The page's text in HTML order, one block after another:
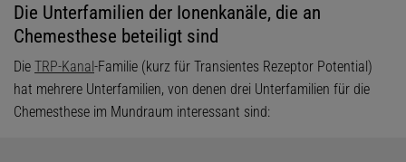
Die Unterfamilien der Ionenkanäle, die an
Chemesthese beteiligt sind
Die TRP-Kanal-Familie (kurz für Transientes Rezeptor Potential)
hat mehrere Unterfamilien, von denen drei Unterfamilien für die
Chemesthese im Mundraum interessant sind: